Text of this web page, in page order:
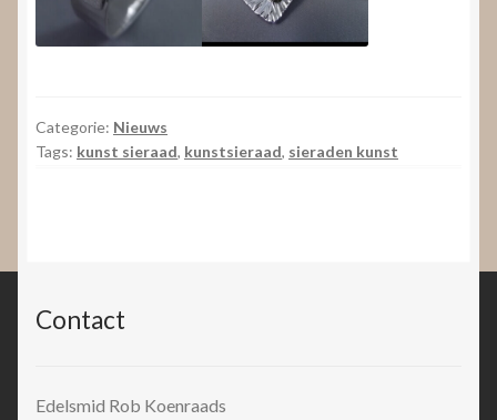
Categorie: Nieuws
Tags: kunst sieraad, kunstsieraad, sieraden kunst
Contact
Edelsmid Rob Koenraads